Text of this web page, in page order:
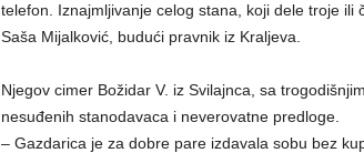
telefon. Iznajmljivanje celog stana, koji dele troje
Saša Mijalković, budući pravnik iz Kraljeva.
Njegov cimer Božidar V. iz Svilajnca, sa
nesuđenih stanodavaca i neverovatne predloge.
– Gazdarica je za dobre pare izdavala sobu bez